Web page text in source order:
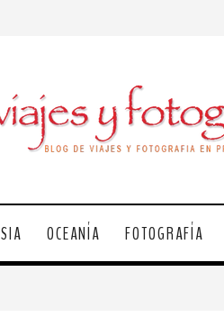
OCEANÍA FOTOGRAFÍA